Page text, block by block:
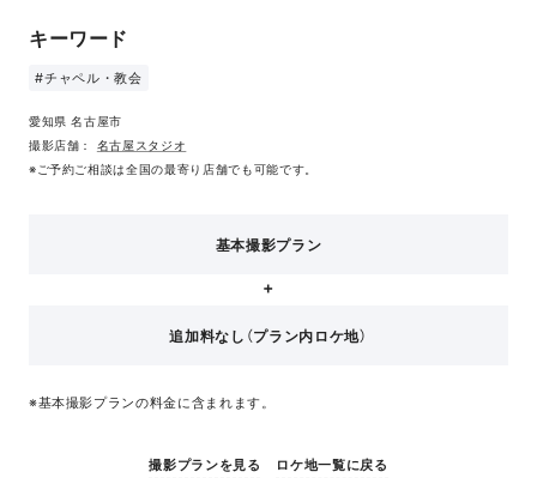
キーワード
#チャペル・教会
愛知県 名古屋市
撮影店舗： 名古屋スタジオ
※ご予約ご相談は全国の最寄り店舗でも可能です。
基本撮影プラン
追加料なし（プラン内ロケ地）
※基本撮影プランの料金に含まれます。
撮影プランを見る ロケ地一覧に戻る